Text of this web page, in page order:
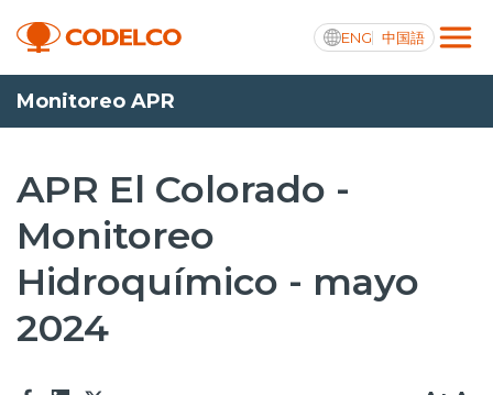
ENG 中国語
Transparencia activa
Nosotros
Operaciones
Proyectos
Monitoreo APR
APR El Colorado -
Monitoreo
Hidroquímico - mayo
2024